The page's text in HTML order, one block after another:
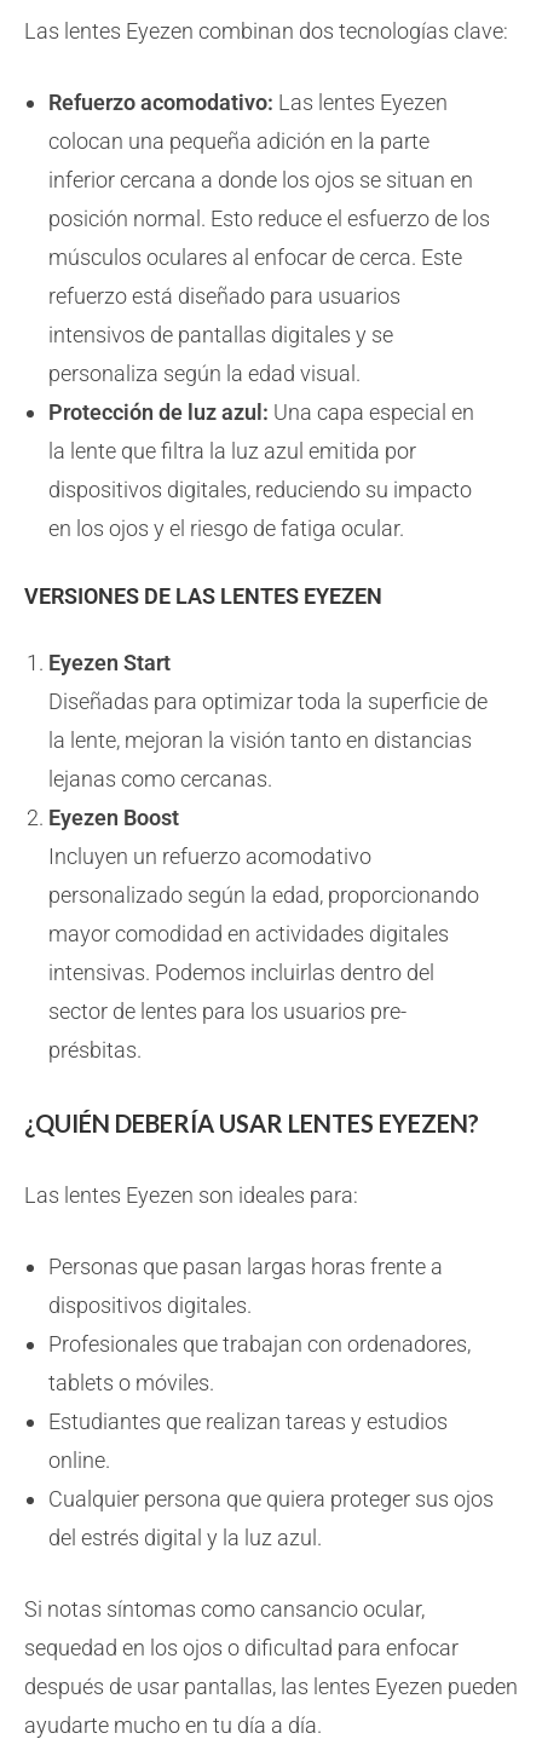
Las lentes Eyezen combinan dos tecnologías clave:
Refuerzo acomodativo: Las lentes Eyezen
colocan una pequeña adición en la parte
inferior cercana a donde los ojos se situan en
posición normal. Esto reduce el esfuerzo de los
músculos oculares al enfocar de cerca. Este
refuerzo está diseñado para usuarios
intensivos de pantallas digitales y se
personaliza según la edad visual.
Protección de luz azul: Una capa especial en
la lente que filtra la luz azul emitida por
dispositivos digitales, reduciendo su impacto
en los ojos y el riesgo de fatiga ocular.
VERSIONES DE LAS LENTES EYEZEN
Eyezen Start
Diseñadas para optimizar toda la superficie de
la lente, mejoran la visión tanto en distancias
lejanas como cercanas.
Eyezen Boost
Incluyen un refuerzo acomodativo
personalizado según la edad, proporcionando
mayor comodidad en actividades digitales
intensivas. Podemos incluirlas dentro del
sector de lentes para los usuarios pre-
présbitas.
¿QUIÉN DEBERÍA USAR LENTES EYEZEN?
Las lentes Eyezen son ideales para:
Personas que pasan largas horas frente a
dispositivos digitales.
Profesionales que trabajan con ordenadores,
tablets o móviles.
Estudiantes que realizan tareas y estudios
online.
Cualquier persona que quiera proteger sus ojos
del estrés digital y la luz azul.
Si notas síntomas como cansancio ocular,
sequedad en los ojos o dificultad para enfocar
después de usar pantallas, las lentes Eyezen pueden
ayudarte mucho en tu día a día.